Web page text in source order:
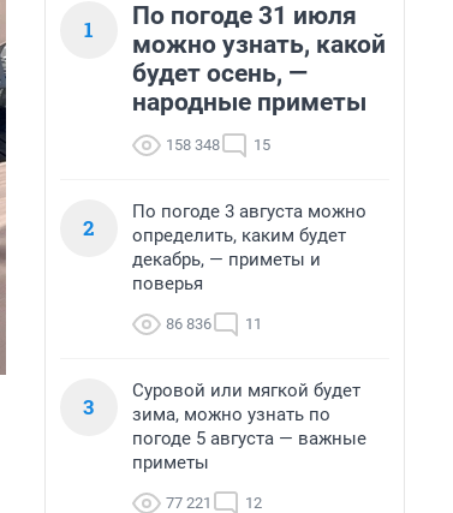
1
По погоде 31 июля
можно узнать, какой
будет осень, —
народные приметы
158 348 15
2
По погоде 3 августа можно
определить, каким будет
декабрь, — приметы и
поверья
86 836 11
3
Суровой или мягкой будет
зима, можно узнать по
погоде 5 августа — важные
приметы
77 221 12